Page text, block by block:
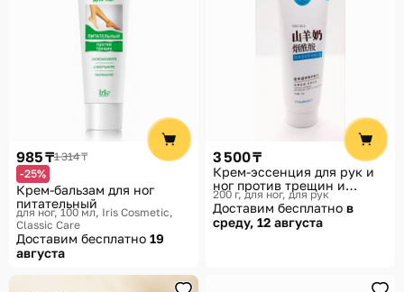
985 ₸1 314 ₸
-25%
Крем-бальзам для ног
питательный
для ног, 100 мл Iris Cosmetic,
Classic Care
Доставим бесплатно 19
августа
3 500 ₸
Крем-эссенция для рук и
ног против трещин и
морщин
200 г, для ног, для рук
Доставим бесплатно в
среду, 12 августа